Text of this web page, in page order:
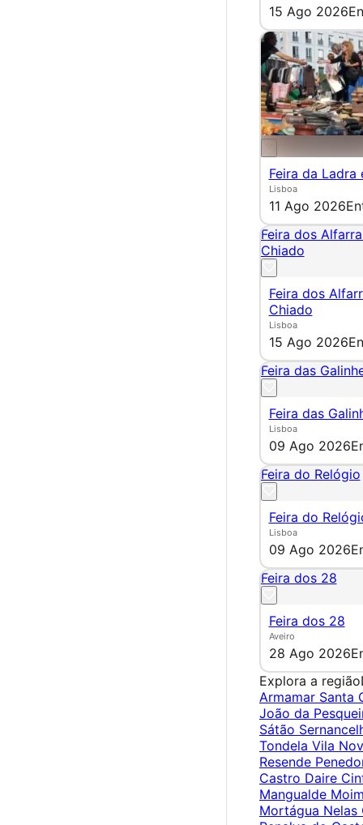
15 Ago 2026
Feira da Ladra
Lisboa
11 Ago 2026
Feira dos
Chiado
Feira dos
Chiado
Lisboa
15 Ago 2026
Feira das
Feira das
Lisboa
09 Ago 2026
Feira do Relógio
Feira do
Lisboa
09 Ago 2026
Feira dos 28
Feira dos 28
Aveiro
28 Ago 2026
Explora a região
Armamar Santa
João da
Sátão
Tondela Vila
Resende
Castro Daire
Mangualde
Mortágua Nelas